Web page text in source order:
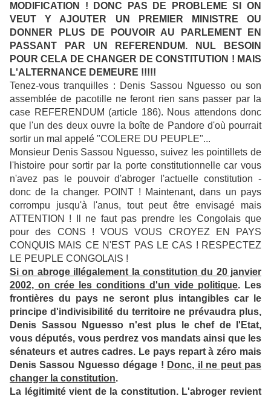
MODIFICATION ! DONC PAS DE PROBLEME SI ON
VEUT Y AJOUTER UN PREMIER MINISTRE OU
DONNER PLUS DE POUVOIR AU PARLEMENT EN
PASSANT PAR UN REFERENDUM. NUL BESOIN
POUR CELA DE CHANGER DE CONSTITUTION ! MAIS
L'ALTERNANCE DEMEURE !!!!!
Tenez-vous tranquilles : Denis Sassou Nguesso ou son
assemblée de pacotille ne feront rien sans passer par la
case REFERENDUM (article 186). Nous attendons donc
que l'un des deux ouvre la boîte de Pandore d'où pourrait
sortir un mal appelé "COLERE DU PEUPLE"...
Monsieur Denis Sassou Nguesso, suivez les pointillets de
l'histoire pour sortir par la porte constitutionnelle car vous
n'avez pas le pouvoir d'abroger l'actuelle constitution -
donc de la changer. POINT ! Maintenant, dans un pays
corrompu jusqu'à l'anus, tout peut être envisagé mais
ATTENTION ! Il ne faut pas prendre les Congolais que
pour des CONS ! VOUS VOUS CROYEZ EN PAYS
CONQUIS MAIS CE N'EST PAS LE CAS ! RESPECTEZ
LE PEUPLE CONGOLAIS !
Si on abroge illégalement la constitution du 20 janvier
2002, on crée les conditions d'un vide politique. Les
frontières du pays ne seront plus intangibles car le
principe d'indivisibilité du territoire ne prévaudra plus,
Denis Sassou Nguesso n'est plus le chef de l'Etat,
vous députés, vous perdrez vos mandats ainsi que les
sénateurs et autres cadres. Le pays repart à zéro mais
Denis Sassou Nguesso dégage ! Donc, il ne peut pas
changer la constitution.
La légitimité vient de la constitution. L'abroger revient